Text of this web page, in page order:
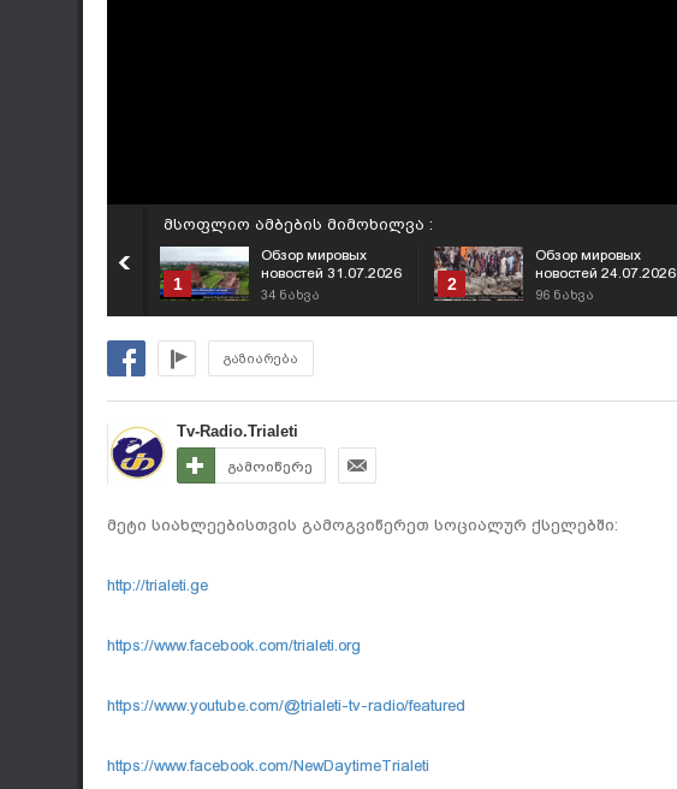
მსოფლიო ამბების მიმოხილვა :
1
Обзор мировых
новостей 31.07.2026
34 ნახვა
2
Обзор мировых
новостей 24.07.2026
96 ნახვა
გაზიარება
Tv-Radio.Trialeti
გამოიწერე
მეტი სიახლეებისთვის გამოგვიწერეთ სოციალურ ქსელებში:
http://trialeti.ge
https://www.facebook.com/trialeti.org
https://www.youtube.com/@trialeti-tv-radio/featured
https://www.facebook.com/NewDaytimeTrialeti